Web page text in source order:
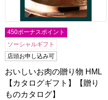
450ボーナスポイント
ソーシャルギフト
店頭お申し込み可
おいしいお肉の贈り物 HML
【カタログギフト】【贈り
ものカタログ】